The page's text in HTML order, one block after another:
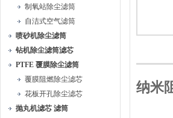
制氧站除尘滤筒
自洁式空气滤筒
喷砂机除尘滤筒
钻机除尘滤筒滤芯
PTFE 覆膜除尘滤筒
覆膜阻燃除尘滤芯
花板开孔除尘滤芯
抛丸机滤芯 滤筒
纳米